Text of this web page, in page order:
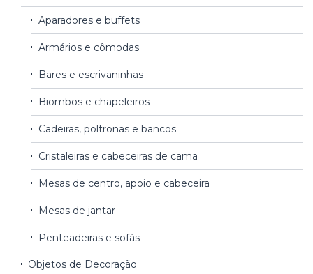
Aparadores e buffets
Armários e cômodas
Bares e escrivaninhas
Biombos e chapeleiros
Cadeiras, poltronas e bancos
Cristaleiras e cabeceiras de cama
Mesas de centro, apoio e cabeceira
Mesas de jantar
Penteadeiras e sofás
Objetos de Decoração